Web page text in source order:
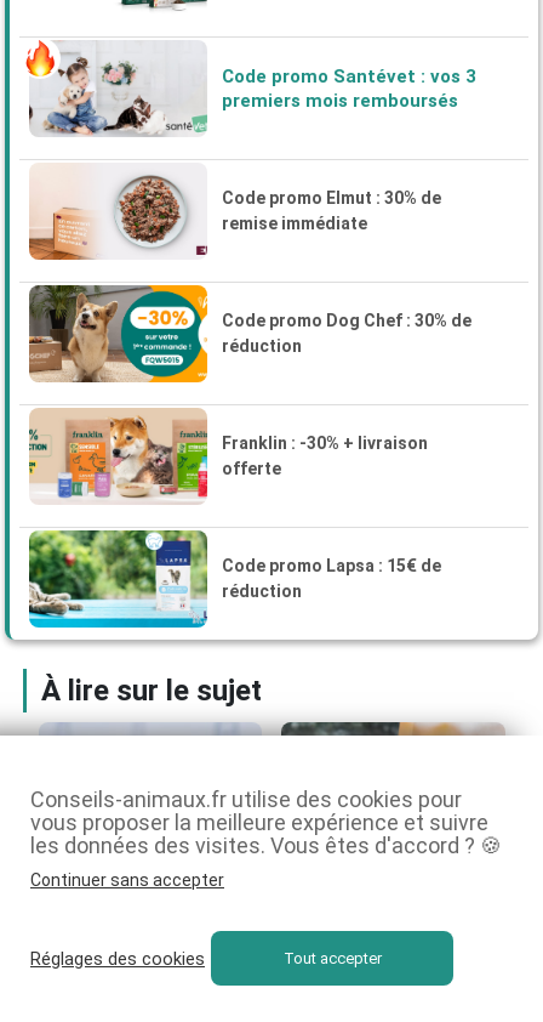
Code promo Santévet : vos 3
premiers mois remboursés
Code promo Elmut : 30% de
remise immédiate
Code promo Dog Chef : 30% de
réduction
Franklin : -30% + livraison
offerte
Code promo Lapsa : 15€ de
réduction
À lire sur le sujet
Bullmastiff et
Conseils-animaux.fr utilise des cookies pour
vous proposer la meilleure expérience et suivre
les données des visites. Vous êtes d'accord ? 🍪
Continuer sans accepter
Réglages des cookies Tout accepter